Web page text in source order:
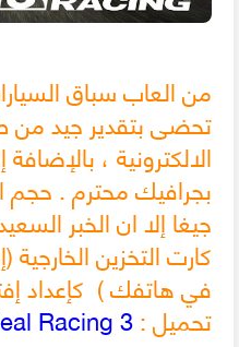
من العاب سباق
تحضى بتقدير جيد
الالكترونية ،
جيغا إلا ان الخبر
كارت التخزين
في هاتفك ) كإعداد
تحميل :Real Racing 3